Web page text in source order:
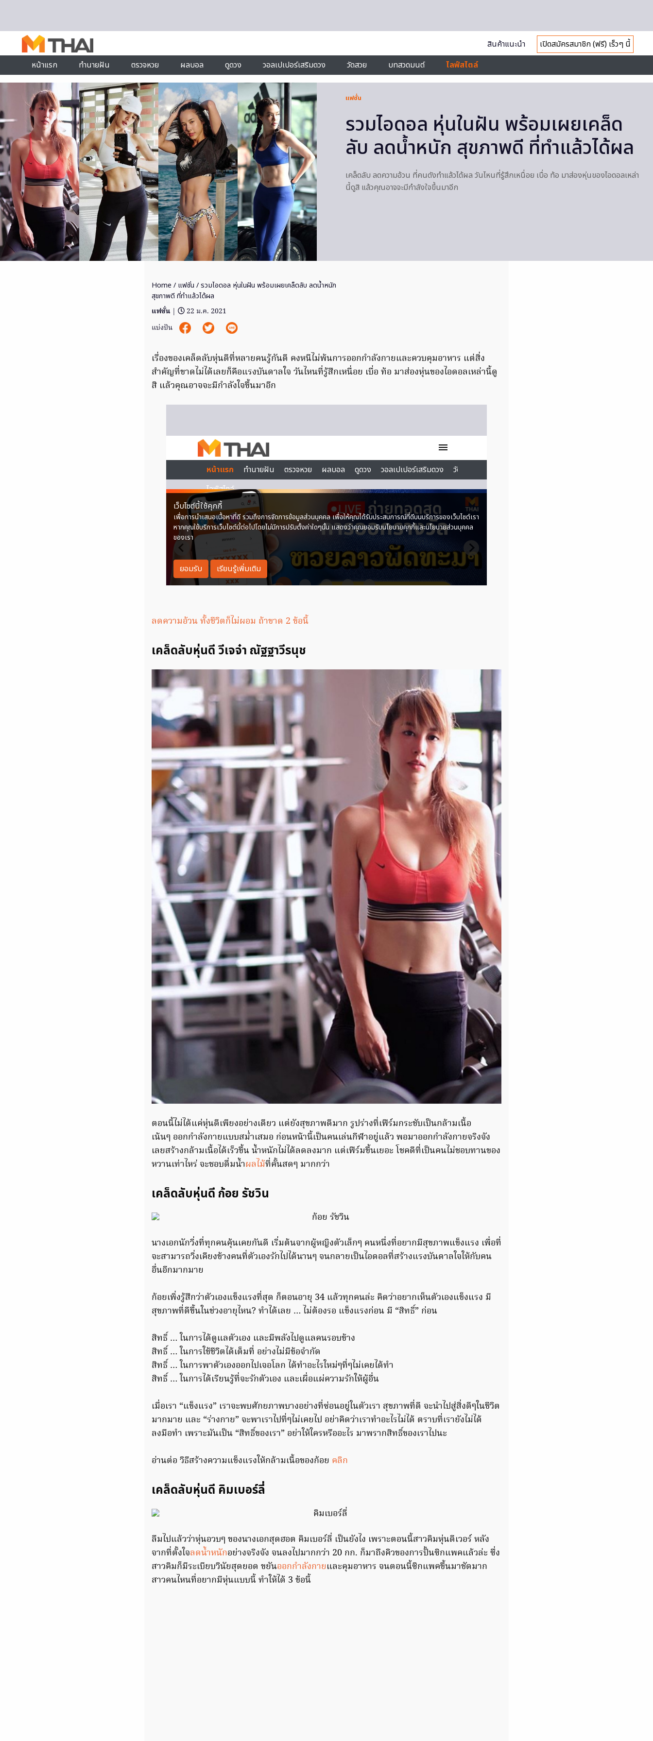
สินค้าแนะนำ
เปิดสมัครสมาชิก (ฟรี) เร็วๆ นี้
หน้าแรก
ทำนายฝัน ตรวจหวย ผลบอล ดูดวง วอลเปเปอร์เสริมดวง วัดสวย บทสวดมนต์ ไลฟ์สไตล์
แฟชั่น
รวมไอดอล หุ่นในฝัน พร้อมเผยเคล็ด
ลับ ลดน้ำหนัก สุขภาพดี ที่ทำแล้วได้ผล
เคล็ดลับ ลดความอ้วน ที่คนดังทำแล้วได้ผล วันไหนที่รู้สึกเหนื่อย เบื่อ ท้อ มาส่องหุ่นของไอดอลเหล่า
นี้ดูสิ แล้วคุณอาจจะมีกำลังใจขึ้นมาอีก
Home / แฟชั่น / รวมไอดอล หุ่นในฝัน พร้อมเผยเคล็ดลับ ลดน้ำหนัก
สุขภาพดี ที่ทำแล้วได้ผล
แฟชั่น |
22 ม.ค. 2021
แบ่งปัน
เรื่องของเคล็ดลับหุ่นดีที่หลายคนรู้กันดี คงหนีไม่พ้นการออกกำลังกายและควบคุมอาหาร แต่สิ่ง
สำคัญที่ขาดไม่ได้เลยก็คือแรงบันดาลใจ วันไหนที่รู้สึกเหนื่อย เบื่อ ท้อ มาส่องหุ่นของไอดอลเหล่านี้ดู
สิ แล้วคุณอาจจะมีกำลังใจขึ้นมาอีก
ลดความอ้วน ทั้งชีวิตก็ไม่ผอม ถ้าขาด 2 ข้อนี้
เคล็ดลับหุ่นดี วีเจจ๋า ณัฐฐาวีรนุช
ตอนนี้ไม่ได้แค่หุ่นดีเพียงอย่างเดียว แต่ยังสุขภาพดีมาก รูปร่างที่เฟิร์มกระชับเป็นกล้ามเนื้อ
เน้นๆ ออกกำลังกายแบบสม่ำเสมอ ก่อนหน้านี้เป็นคนเล่นกีฬาอยู่แล้ว พอมาออกกำลังกายจริงจัง
เลยสร้างกล้ามเนื้อได้เร็วขึ้น น้ำหนักไม่ได้ลดลงมาก แต่เฟิร์มขึ้นเยอะ โชคดีที่เป็นคนไม่ชอบทานของ
หวานเท่าไหร่ จะชอบดื่มน้ำผลไม้ที่คั้นสดๆ มากกว่า
เคล็ดลับหุ่นดี ก้อย รัชวิน
นางเอกนักวิ่งที่ทุกคนคุ้นเคยกันดี เริ่มต้นจากผู้หญิงตัวเล็กๆ คนหนึ่งที่อยากมีสุขภาพแข็งแรง เพื่อที่
จะสามารถวิ่งเคียงข้างคนที่ตัวเองรักไปได้นานๆ จนกลายเป็นไอดอลที่สร้างแรงบันดาลใจให้กับคน
อื่นอีกมากมาย
ก้อยเพิ่งรู้สึกว่าตัวเองแข็งแรงที่สุด ก็ตอนอายุ 34 แล้วทุกคนล่ะ คิดว่าอยากเห็นตัวเองแข็งแรง มี
สุขภาพที่ดีขึ้นในช่วงอายุไหน? ทำได้เลย … ไม่ต้องรอ แข็งแรงก่อน มี “สิทธิ์” ก่อน
สิทธิ์ … ในการได้ดูแลตัวเอง และมีพลังไปดูแลคนรอบข้าง
สิทธิ์ … ในการใช้ชีวิตได้เต็มที่ อย่างไม่มีข้อจำกัด
สิทธิ์ … ในการพาตัวเองออกไปเจอโลก ได้ทำอะไรใหม่ๆที่ๆไม่เคยได้ทำ
สิทธิ์ … ในการได้เรียนรู้ที่จะรักตัวเอง และเผื่อแผ่ความรักให้ผู้อื่น
เมื่อเรา “แข็งแรง” เราจะพบศักยภาพบางอย่างที่ซ่อนอยู่ในตัวเรา สุขภาพที่ดี จะนำไปสู่สิ่งดีๆในชีวิต
มากมาย และ “ร่างกาย” จะพาเราไปที่ๆไม่เคยไป อย่าคิดว่าเราทำอะไรไม่ได้ ตราบที่เรายังไม่ได้
ลงมือทำ เพราะมันเป็น “สิทธิ์ของเรา” อย่าให้ใครหรืออะไร มาพรากสิทธิ์ของเราไปนะ
อ่านต่อ วิธีสร้างความแข็งแรงให้กล้ามเนื้อของก้อย คลิก
เคล็ดลับหุ่นดี คิมเบอร์ลี่
ลืมไปแล้วว่าหุ่นอวบๆ ของนางเอกสุดฮอต คิมเบอร์ลี่ เป็นยังไง เพราะตอนนี้สาวคิมหุ่นดีเวอร์ หลัง
จากที่ตั้งใจลดน้ำหนักอย่างจริงจัง จนลงไปมากกว่า 20 กก. ก็มาถึงคิวของการปั้นซิกแพคแล้วล่ะ ซึ่ง
สาวคิมก็มีระเบียบวินัยสุดยอด ขยันออกกำลังกายและคุมอาหาร จนตอนนี้ซิกแพคขึ้นมาชัดมาก
สาวคนไหนที่อยากมีหุ่นแบบนี้ ทำให้ได้ 3 ข้อนี้